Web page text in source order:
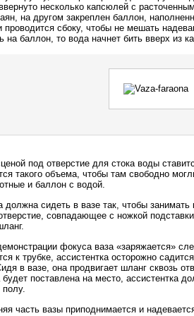
несколько капсюлей с
на другом закреплен баллон,
проводится сбоку, чтобы не мешать
на баллон, то вода начнет бить вверх из
под отверстие для стока воды
такого объема, чтобы там свободно
и баллон с водой.
должна сидеть в вазе так, чтобы
совпадающее с ножкой
фокуса ваза «заряжается»
к трубке, ассистентка осторожно
в вазе, она продвигает шланг сквозь
будет поставлена на место, ассистентка
полу.
часть вазы приподнимается и